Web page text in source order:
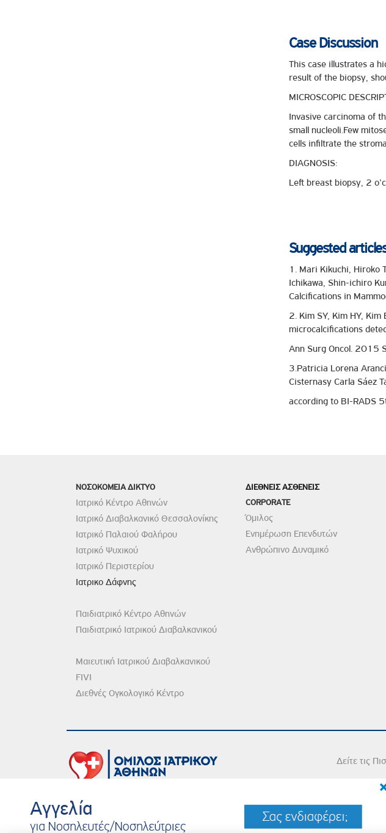
Case Discussion
This case illustrates a
result of the biopsy,
MICROSCOPIC
Invasive carcinoma of
small nucleoli.Few
cells infiltrate the
DIAGNOSIS:
Left breast biopsy, 2
Suggested
1. Mari Kikuchi, Hiroko
Ichikawa, Shin-ichiro
Calcifications in
2. Kim SY, Kim HY,
microcalcifications
Ann Surg Oncol.
3.Patricia Lorena
Cisternasy Carla Sáez
according to BI-RADS
ΝΟΣΟΚΟΜΕΙΑ ΔΙΚΤΥΟ
Ιατρικό Κέντρο Αθηνών
Ιατρικό Διαβαλκανικό Θεσσαλονίκης
Ιατρικό Παλαιού Φαλήρου
Ιατρικό Ψυχικού
Ιατρικό Περιστερίου
Ιατρικο Δάφνης
Παιδιατρικό Κέντρο Αθηνών
Παιδιατρικό Ιατρικού Διαβαλκανικού
Μαιευτική Ιατρικού Διαβαλκανικού
FIVI
Διεθνές Ογκολογικό Κέντρο
ΔΙΕΘΝΕΙΣ ΑΣΘΕΝΕΙΣ
CORPORATE
Όμιλος
Ενημέρωση Επενδυτών
Ανθρώπινο Δυναμικό
Δείτε τις